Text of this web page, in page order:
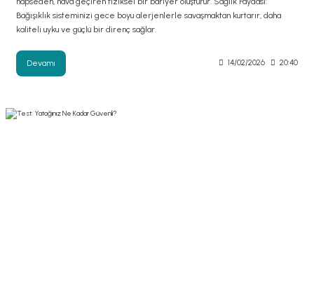
Bağışıklık sisteminizi gece boyu alerjenlerle savaşmaktan kurtarır, daha
kaliteli uyku ve güçlü bir direnç sağlar.
Devamı 14/02/2026 20:40